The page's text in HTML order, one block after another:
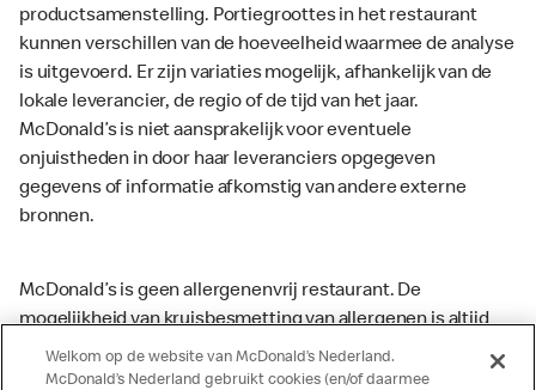
productsamenstelling. Portiegroottes in het restaurant
kunnen verschillen van de hoeveelheid waarmee de analyse
is uitgevoerd. Er zijn variaties mogelijk, afhankelijk van de
lokale leverancier, de regio of de tijd van het jaar.
McDonald’s is niet aansprakelijk voor eventuele
onjuistheden in door haar leveranciers opgegeven
gegevens of informatie afkomstig van andere externe
bronnen.
McDonald’s is geen allergenenvrij restaurant. De
mogelijkheid van kruisbesmetting van allergenen is altijd
aanwezig. McDonald’s kan zodoende niet garanderen dat
haar producten geen sporen van allergenen bevatten.
Welkom op de website van McDonald’s Nederland.
McDonald’s Nederland gebruikt cookies (en/of daarmee